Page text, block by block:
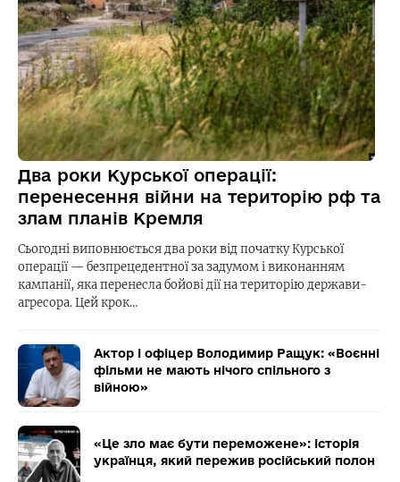
Два роки Курської операції:
перенесення війни на територію рф та
злам планів Кремля
Сьогодні виповнюється два роки від початку Курської
операції — безпрецедентної за задумом і виконанням
кампанії, яка перенесла бойові дії на територію держави-
агресора. Цей крок…
Актор і офіцер Володимир Ращук: «Воєнні
фільми не мають нічого спільного з
війною»
«Це зло має бути переможене»: історія
українця, який пережив російський полон